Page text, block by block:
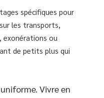
spécifiques pour
les transports,
exonérations ou
de petits plus qui
Vivre en